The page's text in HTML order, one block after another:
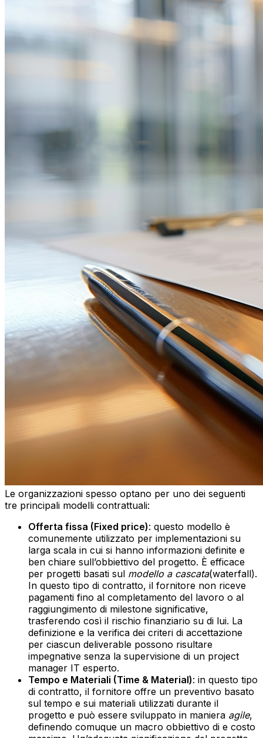
Le organizzazioni spesso optano per uno dei seguenti
tre principali modelli contrattuali:
Offerta fissa (Fixed price): questo modello è
comunemente utilizzato per implementazioni su
larga scala in cui si hanno informazioni definite e
ben chiare sull’obbiettivo del progetto. È efficace
per progetti basati sul modello a cascata(waterfall).
In questo tipo di contratto, il fornitore non riceve
pagamenti fino al completamento del lavoro o al
raggiungimento di milestone significative,
trasferendo così il rischio finanziario su di lui. La
definizione e la verifica dei criteri di accettazione
per ciascun deliverable possono risultare
impegnative senza la supervisione di un project
manager IT esperto.‍
Tempo e Materiali (Time & Material): in questo tipo
di contratto, il fornitore offre un preventivo basato
sul tempo e sui materiali utilizzati durante il
progetto e può essere sviluppato in maniera agile,
definendo comuque un macro obbiettivo di e costo